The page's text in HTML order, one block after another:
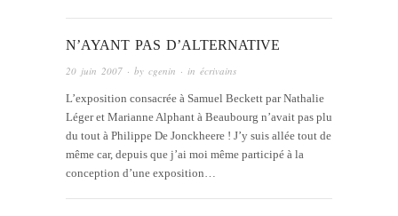
N’AYANT PAS D’ALTERNATIVE
20 juin 2007 · by cgenin · in écrivains
L’exposition consacrée à Samuel Beckett par Nathalie
Léger et Marianne Alphant à Beaubourg n’avait pas plu
du tout à Philippe De Jonckheere ! J’y suis allée tout de
même car, depuis que j’ai moi même participé à la
conception d’une exposition…